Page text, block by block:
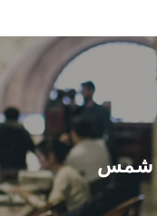
الرئيسيـة
عن الجامعة
القطاعـات
الشئون الأكاديمية
شمس